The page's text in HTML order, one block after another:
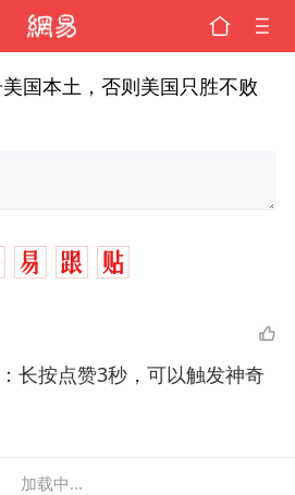
国本土，否则美国只胜不败
长按点赞3秒，可以触发神奇
加载中...